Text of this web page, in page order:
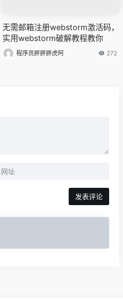
无需邮箱注册webstorm激活码，
实用webstorm破解教程教你
程序员胖胖胖虎阿 272